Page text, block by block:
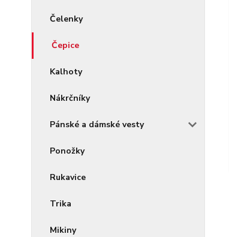
Čelenky
Čepice
Kalhoty
Nákrčníky
Pánské a dámské vesty
Ponožky
Rukavice
Trika
Mikiny